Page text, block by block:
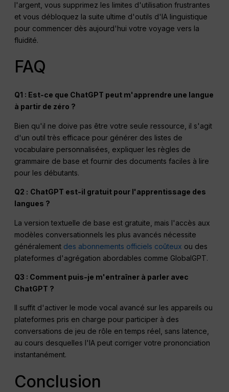
l'argent, vous supprimez les limites d'utilisation frustrantes
et vous débloquez la suite ultime d'outils d'IA linguistique
pour commencer dès aujourd'hui votre voyage vers la
fluidité.
FAQ
Q1 : Est-ce que ChatGPT peut m'apprendre une langue
à partir de zéro ?
Bien qu'il ne doive pas être votre seule ressource, il s'agit
d'un outil très efficace pour générer des listes de
vocabulaire personnalisées, expliquer les règles de
grammaire de base et fournir des documents faciles à lire
pour les débutants.
Q2 : ChatGPT est-il gratuit pour l'apprentissage des
langues ?
La version textuelle de base est gratuite, mais l'accès aux
modèles conversationnels les plus avancés nécessite
généralement des abonnements officiels coûteux ou des
plateformes d'agrégation abordables comme GlobalGPT.
Q3 : Comment puis-je m'entraîner à parler avec
ChatGPT ?
Il suffit d'activer le mode vocal avancé sur les appareils ou
plateformes pris en charge pour participer à des
conversations de jeu de rôle en temps réel, sans latence,
au cours desquelles l'IA peut corriger votre prononciation
instantanément.
Conclusion